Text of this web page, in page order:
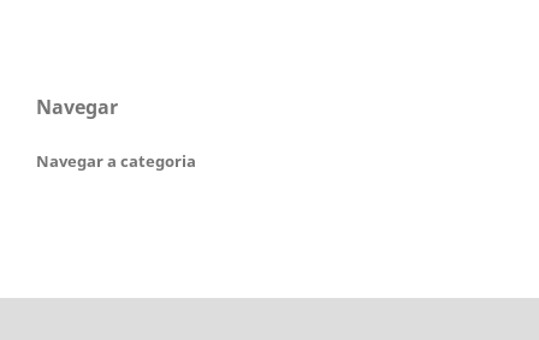
Navegar
Navegar a categoria